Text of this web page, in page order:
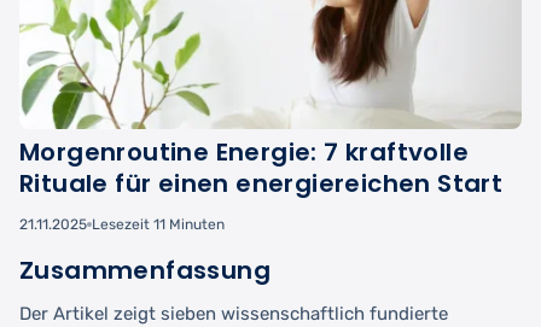
Morgenroutine Energie: 7 kraftvolle
Rituale für einen energiereichen Start
21.11.2025 Lesezeit 11 Minuten
Zusammenfassung
Der Artikel zeigt sieben wissenschaftlich fundierte